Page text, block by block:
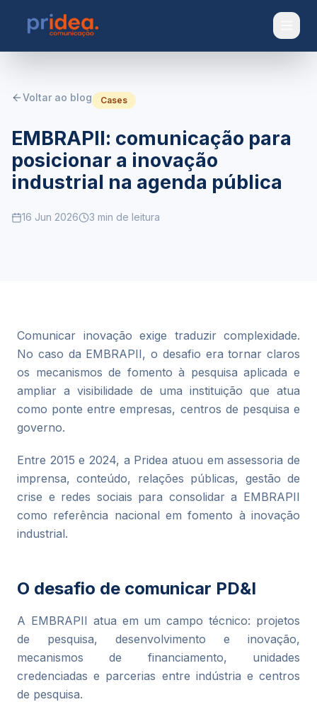
Voltar ao blog Cases
EMBRAPII: comunicação para
posicionar a inovação
industrial na agenda pública
16 Jun 2026 3 min de leitura
Comunicar inovação exige traduzir complexidade.
No caso da EMBRAPII, o desafio era tornar claros
os mecanismos de fomento à pesquisa aplicada e
ampliar a visibilidade de uma instituição que atua
como ponte entre empresas, centros de pesquisa e
governo.
Entre 2015 e 2024, a Pridea atuou em assessoria de
imprensa, conteúdo, relações públicas, gestão de
crise e redes sociais para consolidar a EMBRAPII
como referência nacional em fomento à inovação
industrial.
O desafio de comunicar PD&I
A EMBRAPII atua em um campo técnico: projetos
de pesquisa, desenvolvimento e inovação,
mecanismos de financiamento, unidades
credenciadas e parcerias entre indústria e centros
de pesquisa.